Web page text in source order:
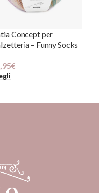
Concept per
– Funny Socks
€